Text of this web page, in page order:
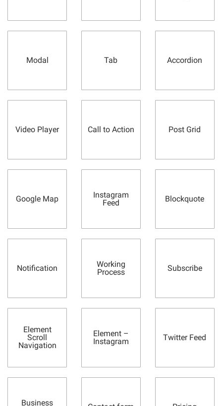
Modal Tab Accordion
Video Player Call to Action Post Grid
Google Map
Instagram
Feed
Blockquote
Notification
Working
Process
Subscribe
Element
Scroll
Navigation
Element –
Instagram
Twitter Feed
Business